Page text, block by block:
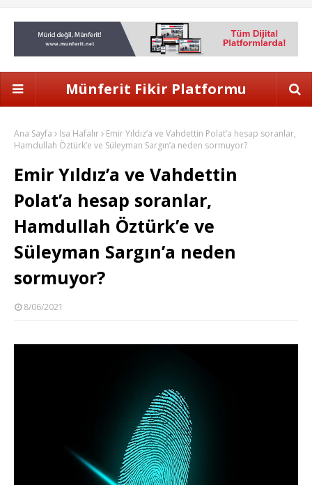
Münferit Fikir Platformu
Ana Sayfa İsa Hafalır
Emir Yıldız’a ve Vahdettin Polat’a hesap soranlar,
Hamdullah Öztürk’e ve Süleyman Sargın’a neden sormuyor?
Emir Yıldız’a ve Vahdettin
Polat’a hesap soranlar,
Hamdullah Öztürk’e ve
Süleyman Sargın’a neden
sormuyor?
8/06/2021